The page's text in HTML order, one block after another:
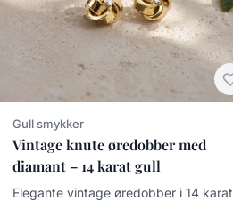
Gull smykker
Vintage knute øredobber med
diamant – 14 karat gull
Elegante vintage øredobber i 14 karat